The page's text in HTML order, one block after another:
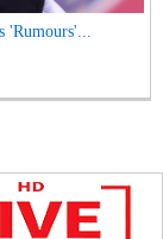
'Rumours'...